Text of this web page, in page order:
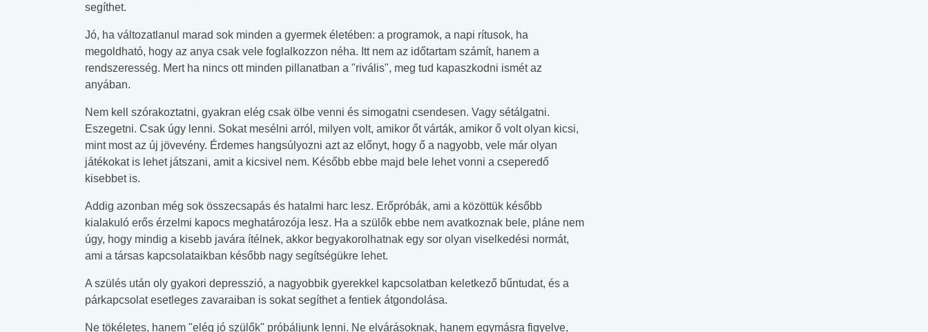
segíthet.
Jó, ha változatlanul marad sok minden a gyermek életében: a programok, a napi rítusok, ha
megoldható, hogy az anya csak vele foglalkozzon néha. Itt nem az időtartam számít, hanem a
rendszeresség. Mert ha nincs ott minden pillanatban a "rivális", meg tud kapaszkodni ismét az
anyában.
Nem kell szórakoztatni, gyakran elég csak ölbe venni és simogatni csendesen. Vagy sétálgatni.
Eszegetni. Csak úgy lenni. Sokat mesélni arról, milyen volt, amikor őt várták, amikor ő volt olyan kicsi,
mint most az új jövevény. Érdemes hangsúlyozni azt az előnyt, hogy ő a nagyobb, vele már olyan
játékokat is lehet játszani, amit a kicsivel nem. Később ebbe majd bele lehet vonni a cseperedő
kisebbet is.
Addig azonban még sok összecsapás és hatalmi harc lesz. Erőpróbák, ami a közöttük később
kialakuló erős érzelmi kapocs meghatározója lesz. Ha a szülők ebbe nem avatkoznak bele, pláne nem
úgy, hogy mindig a kisebb javára ítélnek, akkor begyakorolhatnak egy sor olyan viselkedési normát,
ami a társas kapcsolataikban később nagy segítségükre lehet.
A szülés után oly gyakori depresszió, a nagyobbik gyerekkel kapcsolatban keletkező bűntudat, és a
párkapcsolat esetleges zavaraiban is sokat segíthet a fentiek átgondolása.
Ne tökéletes, hanem "elég jó szülők" próbáljunk lenni. Ne elvárásoknak, hanem egymásra figyelve,